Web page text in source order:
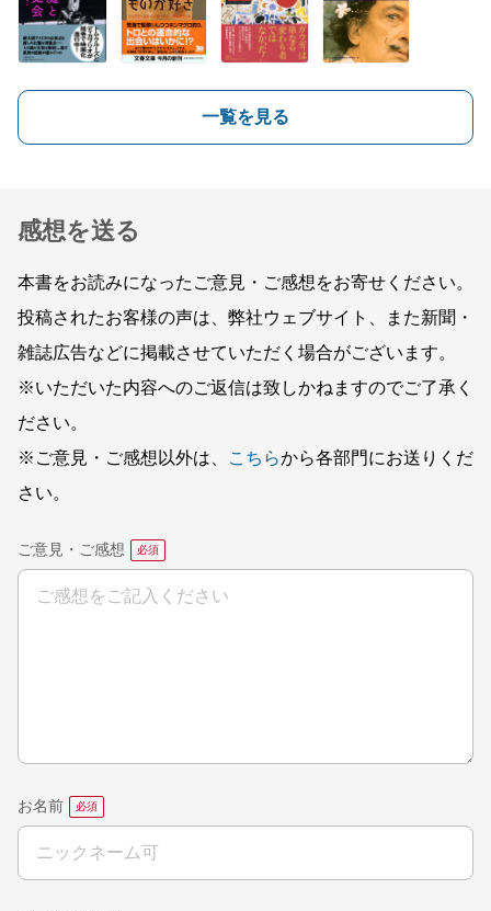
一覧を見る
感想を送る
本書をお読みになったご意見・ご感想をお寄せください。
投稿されたお客様の声は、弊社ウェブサイト、また新聞・
雑誌広告などに掲載させていただく場合がございます。
※いただいた内容へのご返信は致しかねますのでご了承く
ださい。
※ご意見・ご感想以外は、
こちらから各部門にお送りくだ
さい。
ご意見・ご感想
お名前